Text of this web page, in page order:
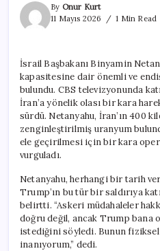
By Onur Kurt
11 Mayıs 2026
1 Min Read
İsrail Başbakanı Binyamin
kapasitesine dair önemli ve
bulundu. CBS televizyonunda
İran’a yönelik olası bir kara
sürdü. Netanyahu, İran’ın 400
zenginleştirilmiş uranyum
ele geçirilmesi için bir kara
vurguladı.
Netanyahu, herhangi bir tarih
Trump’ın bu tür bir saldırıya
belirtti. “Askeri müdahaleler
doğru değil, ancak Trump bana
istediğini söyledi. Bunun fiziksel
inanıyorum,” dedi.